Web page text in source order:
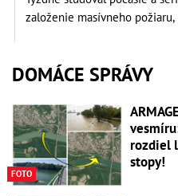
založenie masívneho
DOMÁCE SPRÁVY
FOTO
rozdiel
stopy!